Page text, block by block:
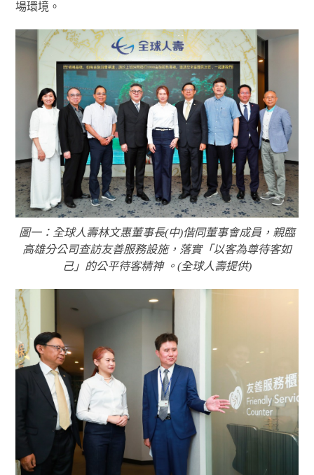
場環境。
圖一：全球人壽林文惠董事長(中)偕同董事會成員，親臨
高雄分公司查訪友善服務設施，落實「以客為尊待客如
己」的公平待客精神 。(全球人壽提供)